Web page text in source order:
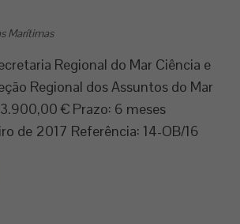
Marítimas
Regional do Mar Ciência e
Regional dos Assuntos do Mar
€ Prazo: 6 meses
de 2017 Referência: 14-OB/16